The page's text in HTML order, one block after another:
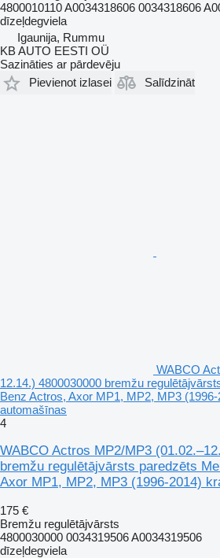
4800010110 A0034318606 0034318606
dīzeļdegviela
Igaunija, Rummu
KB AUTO EESTI OÜ
Sazināties ar pārdevēju
Pievienot izlasei
Salīdzināt
WABCO
12.14.) 4800030000 bremžu
Benz Actros, Axor MP1, MP2, MP3
automašīnas
4
WABCO Actros MP2/MP3
bremžu regulētājvārsts paredzēts
Axor MP1, MP2, MP3 (1996-2014)
175 €
Bremžu regulētājvārsts
4800030000 0034319506 A0034319506
dīzeļdegviela